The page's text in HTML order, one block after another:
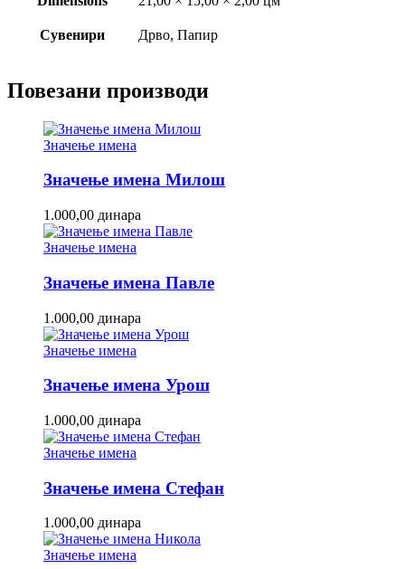
Сувенири Дрво, Папир
Повезани производи
Значење имена
Значење имена Милош
1.000,00 динара
Значење имена
Значење имена Павле
1.000,00 динара
Значење имена
Значење имена Урош
1.000,00 динара
Значење имена
Значење имена Стефан
1.000,00 динара
Значење имена